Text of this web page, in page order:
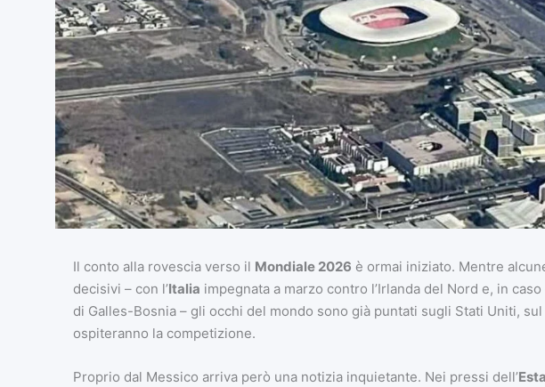
Il conto alla rovescia verso il Mondiale 2026 è ormai iniziato. Mentre
decisivi – con l’Italia impegnata a marzo contro l’Irlanda del Nord e, in
di Galles-Bosnia – gli occhi del mondo sono già puntati sugli Stati Uniti,
ospiteranno la competizione.
Proprio dal Messico arriva però una notizia inquietante. Nei pressi dell’